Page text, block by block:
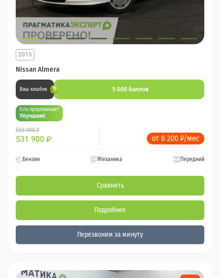
Nissan Almera
2015
Ваш кешбек 5 000 баллов
Есть предложение?
Улучшим!
559 900 ₽
531 900 ₽ от 6 200 ₽/мес
Бензин Механика Передний
Сравнить
Подробнее
Перезвоним за минуту